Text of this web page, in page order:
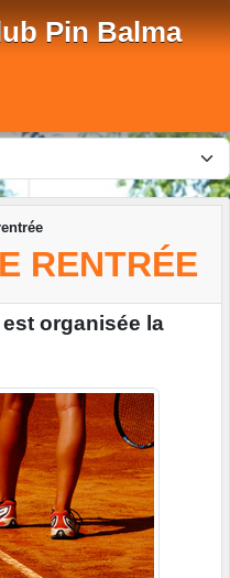
Pin Balma
RENTRÉE
organisée la